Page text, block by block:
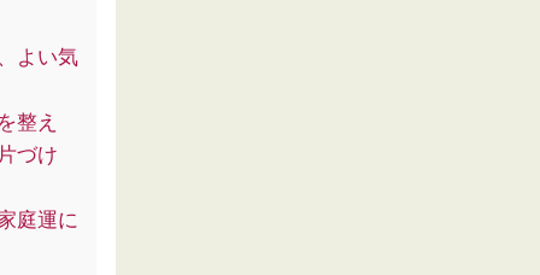
よい気
整え
づけ
庭運に